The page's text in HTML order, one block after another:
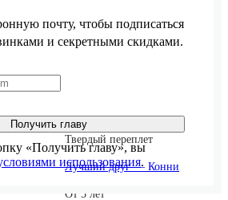
Твердый переплет
Лучший друг — Конни
От 5 лет
почту, чтобы подписаться
и секретными скидками.
Получить главу
«Получить главу», вы
использования.